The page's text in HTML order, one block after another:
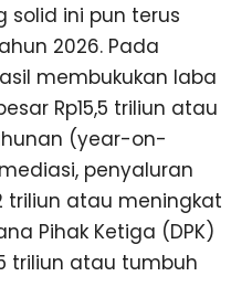
solid ini pun terus
2026. Pada
membukukan laba
Rp15,5 triliun atau
(year-on-
penyaluran
triliun atau meningkat
Pihak Ketiga (DPK)
triliun atau tumbuh